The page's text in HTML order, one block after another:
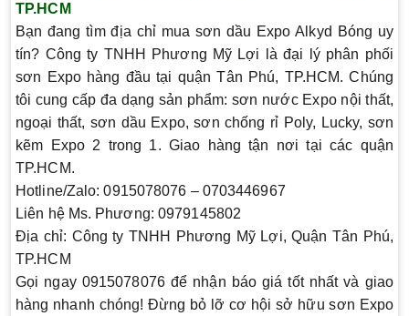
TP.HCM
Bạn đang tìm địa chỉ mua sơn dầu Expo Alkyd Bóng uy
tín? Công ty TNHH Phương Mỹ Lợi là đại lý phân phối
sơn Expo hàng đầu tại quận Tân Phú, TP.HCM. Chúng
tôi cung cấp đa dạng sản phẩm: sơn nước Expo nội thất,
ngoại thất, sơn dầu Expo, sơn chống rỉ Poly, Lucky, sơn
kẽm Expo 2 trong 1. Giao hàng tận nơi tại các quận
TP.HCM.
Hotline/Zalo: 0915078076 – 0703446967
Liên hệ Ms. Phương: 0979145802
Địa chỉ: Công ty TNHH Phương Mỹ Lợi, Quận Tân Phú,
TP.HCM
Gọi ngay 0915078076 để nhận báo giá tốt nhất và giao
hàng nhanh chóng! Đừng bỏ lỡ cơ hội sở hữu sơn Expo